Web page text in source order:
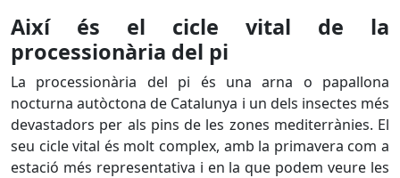
Així és el cicle vital de la
processionària del pi
La processionària del pi és una arna o papallona
nocturna autòctona de Catalunya i un dels insectes més
devastadors per als pins de les zones mediterrànies. El
seu cicle vital és molt complex, amb la primavera com a
estació més representativa i en la que podem veure les